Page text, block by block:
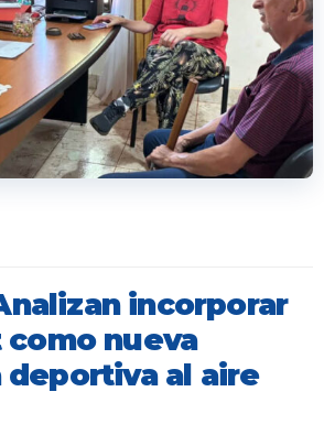
incorporar
nueva
al aire